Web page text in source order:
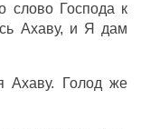
слово Господа к
Ахаву, и Я дам
Ахаву. Голод же